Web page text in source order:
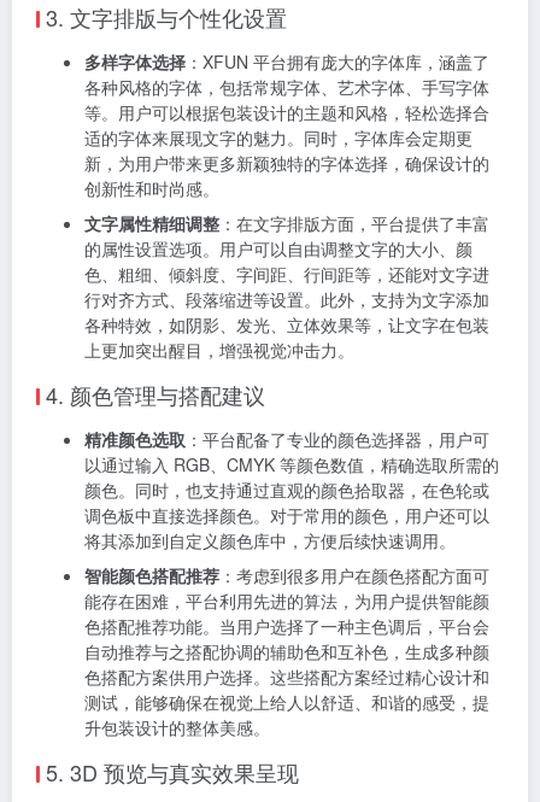
形元素，满足个性化的设计需求。
图形编辑功能强大：对于导入的图片或绘制好的图形，
平台提供了丰富的编辑功能。可以进行裁剪、旋转、缩
放、变形、羽化等操作，还能对图形进行图层管理，实
现图形的叠加、遮罩等效果，让用户能够自由地发挥创
意，将脑海中的设计想法完美地呈现在包装上。此外，
平台还支持对图形进行布尔运算，通过合并、相交、减
去等运算方式，创造出更多新颖独特的图形形状。
3. 文字排版与个性化设置
多样字体选择 ：XFUN 平台拥有庞大的字体库，涵盖了
各种风格的字体，包括常规字体、艺术字体、手写字体
等。用户可以根据包装设计的主题和风格，轻松选择合
新，为用户带来更多新颖独特的字体选择，确保设计的
创新性和时尚感。
文字属性精细调整
：在文字排版方面，平台提供了丰富
的属性设置选项。用户可以自由调整文字的大小、颜
色、粗细、倾斜度、字间距、行间距等，还能对文字进
行对齐方式、段落缩进等设置。此外，支持为文字添加
各种特效，如阴影、发光、立体效果等，让文字在包装
上更加突出醒目，增强视觉冲击力。
4. 颜色管理与搭配建议
精准颜色选取：平台配备了专业的颜色选择器，用户可
以通过输入 RGB、CMYK 等颜色数值，精确选取所需的
颜色。同时，也支持通过直观的颜色拾取器，在色轮或
将其添加到自定义颜色库中，方便后续快速调用。